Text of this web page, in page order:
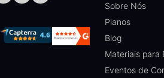
Sobre Nós
Planos
Blog
Materiais para
Eventos de